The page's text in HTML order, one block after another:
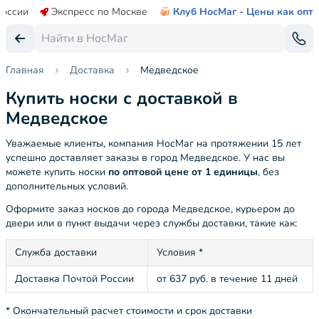
Экспресс по Москве Клуб НосМаг - Цены как опт
Главная Доставка Медведское
Купить носки с доставкой в
Медведское
Уважаемые клиенты, компания НосМаг на протяжении 15 лет
успешно доставляет заказы в город Медведское. У нас вы
можете купить носки по оптовой цене от 1 единицы, без
дополнительных условий.
Оформите заказ носков до города Медведское, курьером до
двери или в пункт выдачи через службы доставки, такие как:
Служба доставки
Условия *
Доставка Почтой России
от 637 руб. в течение 11 дней
* Окончательный расчет стоимости и срок доставки